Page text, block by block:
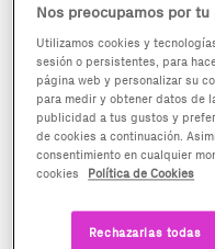
Nos preocupamos por
Utilizamos cookies y
sesión o persistentes, para
página web y personalizar su
para medir y obtener datos de
publicidad a tus gustos y
de cookies a continuación.
consentimiento en cualquier
cookies
Política de Cookies
Rechazarlas todas